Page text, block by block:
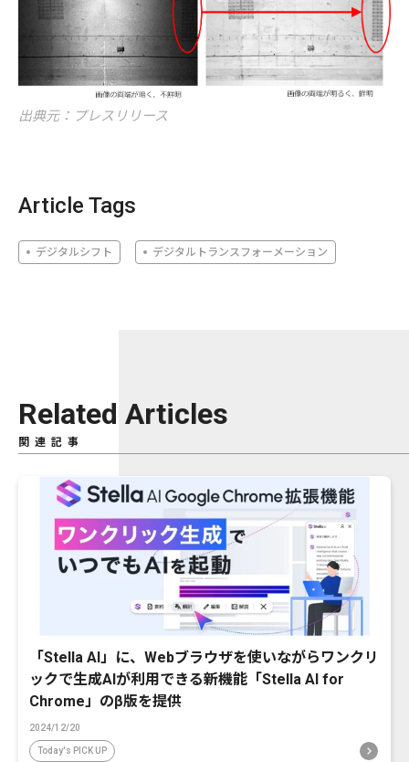
出典元：プレスリリース
Article Tags
デジタルシフト デジタルトランスフォーメーション
Related Articles
関連記事
「Stella AI」に、Webブラウザを使いながらワンクリ
ックで生成AIが利用できる新機能「Stella AI for
Chrome」のβ版を提供
2024/12/20
Today's PICK UP